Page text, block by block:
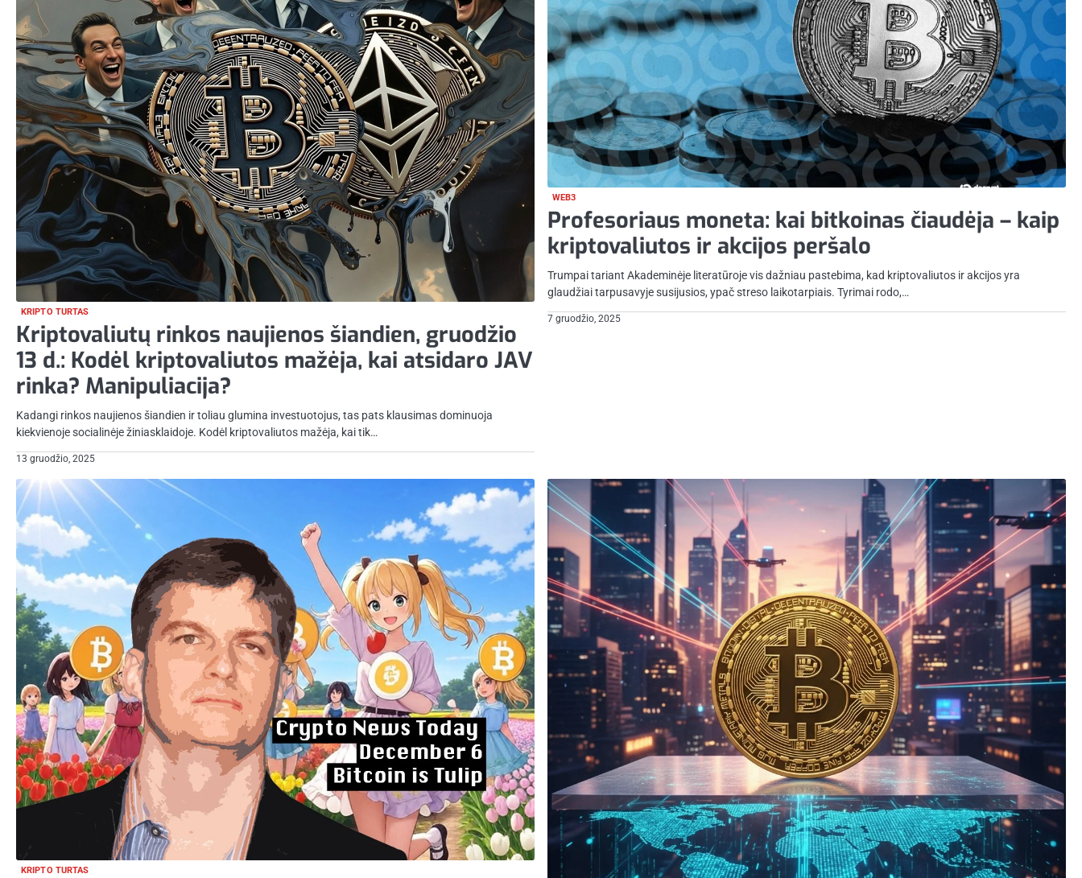
KRIPTO TURTAS
Kriptovaliutų rinkos naujienos šiandien, gruodžio
13 d.: Kodėl kriptovaliutos mažėja, kai atsidaro JAV
rinka? Manipuliacija?
Kadangi rinkos naujienos šiandien ir toliau glumina investuotojus, tas pats klausimas dominuoja
kiekvienoje socialinėje žiniasklaidoje. Kodėl kriptovaliutos mažėja, kai tik…
13 gruodžio, 2025
WEB3
Profesoriaus moneta: kai bitkoinas čiaudėja – kaip
kriptovaliutos ir akcijos peršalo
Trumpai tariant Akademinėje literatūroje vis dažniau pastebima, kad kriptovaliutos ir akcijos yra
glaudžiai tarpusavyje susijusios, ypač streso laikotarpiais. Tyrimai rodo,…
7 gruodžio, 2025
KRIPTO TURTAS